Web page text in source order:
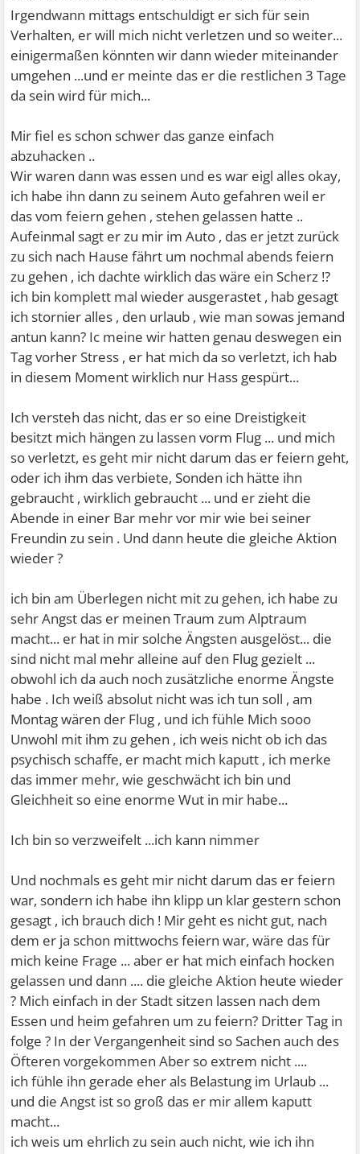
Irgendwann mittags entschuldigt er sich für sein
Verhalten, er will mich nicht verletzen und so weiter...
einigermaßen könnten wir dann wieder miteinander
umgehen ...und er meinte das er die restlichen 3 Tage
da sein wird für mich...
Mir fiel es schon schwer das ganze einfach
abzuhacken ..
Wir waren dann was essen und es war eigl alles okay,
ich habe ihn dann zu seinem Auto gefahren weil er
das vom feiern gehen , stehen gelassen hatte ..
Aufeinmal sagt er zu mir im Auto , das er jetzt zurück
zu sich nach Hause fährt um nochmal abends feiern
zu gehen , ich dachte wirklich das wäre ein Scherz !?
ich bin komplett mal wieder ausgerastet , hab gesagt
ich stornier alles , den urlaub , wie man sowas jemand
antun kann? Ic meine wir hatten genau deswegen ein
Tag vorher Stress , er hat mich da so verletzt, ich hab
in diesem Moment wirklich nur Hass gespürt...
Ich versteh das nicht, das er so eine Dreistigkeit
besitzt mich hängen zu lassen vorm Flug ... und mich
so verletzt, es geht mir nicht darum das er feiern geht,
oder ich ihm das verbiete, Sonden ich hätte ihn
gebraucht , wirklich gebraucht ... und er zieht die
Abende in einer Bar mehr vor mir wie bei seiner
Freundin zu sein . Und dann heute die gleiche Aktion
wieder ?
ich bin am Überlegen nicht mit zu gehen, ich habe zu
sehr Angst das er meinen Traum zum Alptraum
macht... er hat in mir solche Ängsten ausgelöst... die
sind nicht mal mehr alleine auf den Flug gezielt ...
obwohl ich da auch noch zusätzliche enorme Ängste
habe . Ich weiß absolut nicht was ich tun soll , am
Montag wären der Flug , und ich fühle Mich sooo
Unwohl mit ihm zu gehen , ich weis nicht ob ich das
psychisch schaffe, er macht mich kaputt , ich merke
das immer mehr, wie geschwächt ich bin und
Gleichheit so eine enorme Wut in mir habe...
Ich bin so verzweifelt ...ich kann nimmer
Und nochmals es geht mir nicht darum das er feiern
war, sondern ich habe ihn klipp un klar gestern schon
gesagt , ich brauch dich ! Mir geht es nicht gut, nach
dem er ja schon mittwochs feiern war, wäre das für
mich keine Frage ... aber er hat mich einfach hocken
gelassen und dann .... die gleiche Aktion heute wieder
? Mich einfach in der Stadt sitzen lassen nach dem
Essen und heim gefahren um zu feiern? Dritter Tag in
folge ? In der Vergangenheit sind so Sachen auch des
Öfteren vorgekommen Aber so extrem nicht ....
ich fühle ihn gerade eher als Belastung im Urlaub ...
und die Angst ist so groß das er mir allem kaputt
macht...
ich weis um ehrlich zu sein auch nicht, wie ich ihn